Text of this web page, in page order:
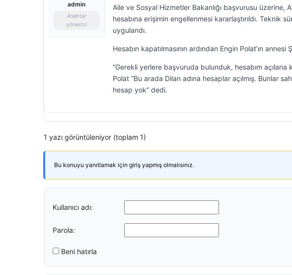
admin
Anahtar
yönetici
Aile ve Sosyal Hizmetler Bakanlığı başvurusu üzerine,
hesabına erişimin engellenmesi kararlaştırıldı. Teknik
uygulandı.
Hesabın kapatılmasının ardından Engin Polat’ın
“Gerekli yerlere başvuruda bulunduk, hesabım
Polat “Bu arada Dilan adına hesaplar açılmış. Bunlar
hesap yok” dedi.
1 yazı görüntüleniyor (toplam 1)
Bu konuyu yanıtlamak için giriş yapmış olmalısınız.
Kullanıcı adı:
Parola:
Beni hatırla